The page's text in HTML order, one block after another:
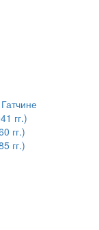
гг.)
гг.)
гг.)